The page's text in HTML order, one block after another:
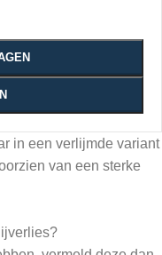
in een verlijmde variant
van een sterke